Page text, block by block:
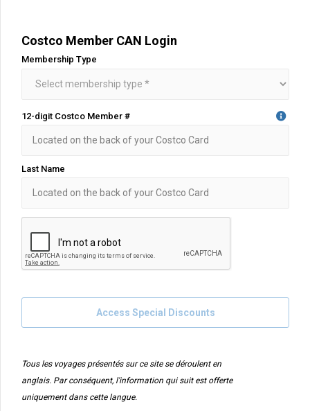
Costco Member CAN Login
Membership Type
12-digit Costco Member #
Last Name
Access Special Discounts
Tous les voyages présentés sur ce site se déroulent en
anglais. Par conséquent, l'information qui suit est offerte
uniquement dans cette langue.